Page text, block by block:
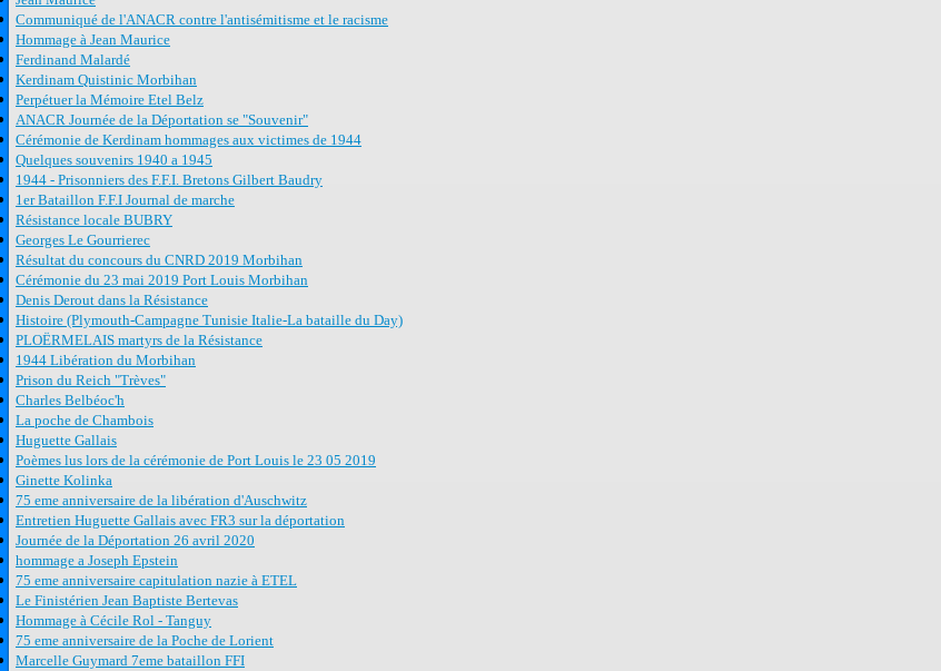
Communiqué de l'ANACR contre l'antisémitisme et le racisme
Hommage à Jean Maurice
Ferdinand Malardé
Kerdinam Quistinic Morbihan
Perpétuer la Mémoire Etel Belz
ANACR Journée de la Déportation se "Souvenir"
Cérémonie de Kerdinam hommages aux victimes de 1944
Quelques souvenirs 1940 a 1945
1944 - Prisonniers des F.F.I. Bretons Gilbert Baudry
1er Bataillon F.F.I Journal de marche
Résistance locale BUBRY
Georges Le Gourrierec
Résultat du concours du CNRD 2019 Morbihan
Cérémonie du 23 mai 2019 Port Louis Morbihan
Denis Derout dans la Résistance
Histoire (Plymouth-Campagne Tunisie Italie-La bataille du Day)
PLOËRMELAIS martyrs de la Résistance
1944 Libération du Morbihan
Prison du Reich "Trèves"
Charles Belbéoc'h
La poche de Chambois
Huguette Gallais
Poèmes lus lors de la cérémonie de Port Louis le 23 05 2019
Ginette Kolinka
75 eme anniversaire de la libération d'Auschwitz
Entretien Huguette Gallais avec FR3 sur la déportation
Journée de la Déportation 26 avril 2020
hommage a Joseph Epstein
75 eme anniversaire capitulation nazie à ETEL
Le Finistérien Jean Baptiste Bertevas
Hommage à Cécile Rol - Tanguy
75 eme anniversaire de la Poche de Lorient
Marcelle Guymard 7eme bataillon FFI